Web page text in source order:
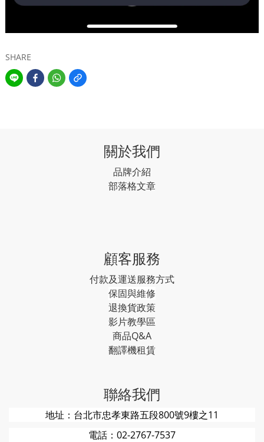
SHARE
關於我們
品牌介紹
部落格文章
顧客服務
付款及運送服務方式
保固與維修
退換貨政策
影片教學區
商品Q&A
翻譯機租賃
聯絡我們
地址：台北市忠孝東路五段800號9樓之11
電話：02-2767-7537